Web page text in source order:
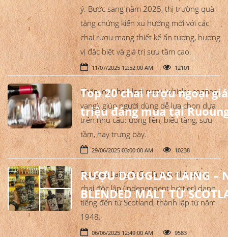
ý. Bước sang năm 2025, thị trường quà
tặng chứng kiến xu hướng mới với các
chai rượu mang thiết kế ấn tượng, hương
vị đặc biệt và giá trị sưu tầm cao.
11/07/2025 12:52:00 AM 12101
Top 20 chai rượu ngoại
triệu đáng mua tại
Phân loại theo loại rượu (whisky, cognac,
vang), giúp người dùng dễ lựa chọn dựa
trên nhu cầu: uống liền, biếu tặng, sưu
tầm, hay trưng bày.
29/06/2025 03:00:00 AM 10238
RƯỢU DOUGLAS LAING –
BLENDED MALT TỪ
Douglas Laing & Co. là một nhà đóng
chai độc lập (independent bottler) danh
tiếng đến từ Scotland, thành lập từ năm
1948.
06/06/2025 12:49:00 AM 9583